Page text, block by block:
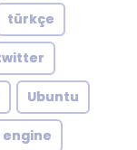
türkçe
Ubuntu